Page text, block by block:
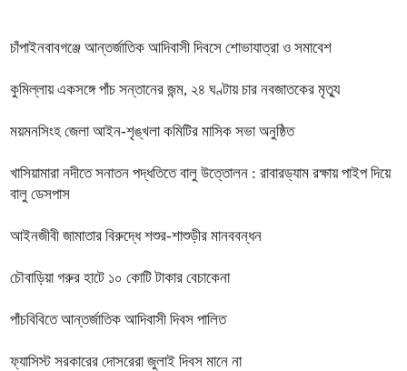
চাঁপাইনবাবগঞ্জে আন্তর্জাতিক আদিবাসী দিবসে শোভাযাত্রা ও সমাবেশ
কুমিল্লায় একসঙ্গে পাঁচ সন্তানের জন্ম, ২৪ ঘণ্টায় চার নবজাতকের মৃত্যু
ময়মনসিংহ জেলা আইন-শৃঙ্খলা কমিটির মাসিক সভা অনুষ্ঠিত
খাসিয়ামারা নদীতে সনাতন পদ্ধতিতে বালু উত্তোলন : রাবারড্যাম রক্ষায় পাইপ দিয়ে
বালু ডেসপাস
আইনজীবী জামাতার বিরুদ্ধে শশুর-শাশুড়ীর মানববন্ধন
চৌবাড়িয়া গরুর হাটে ১০ কোটি টাকার বেচাকেনা
পাঁচবিবিতে আন্তর্জাতিক আদিবাসী দিবস পালিত
ফ্যাসিস্ট সরকারের দোসরেরা জুলাই দিবস মানে না